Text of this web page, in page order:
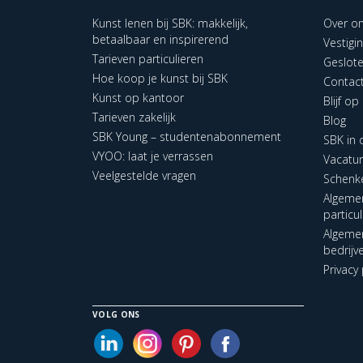
Kunst lenen bij SBK: makkelijk,
betaalbaar en inspirerend
Tarieven particulieren
Hoe koop je kunst bij SBK
Kunst op kantoor
Tarieven zakelijk
SBK Young – studentenabonnement
VYOO: laat je verrassen
Veelgestelde vragen
Over
Blijf op
Blog
SBK in
VOLG ONS